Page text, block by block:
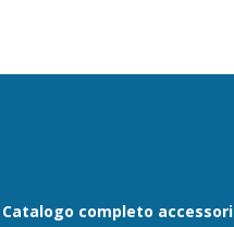
Catalogo completo accessori